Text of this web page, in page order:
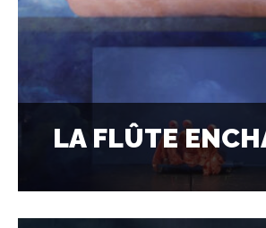
LA FLÛTE